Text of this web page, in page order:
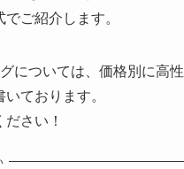
ご紹介します。
については、価格別に高
ております。
さい！